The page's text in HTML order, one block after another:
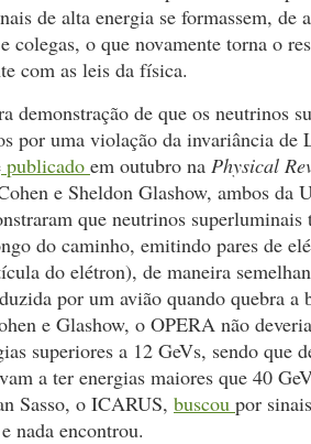
de alta energia se formassem, de
colegas, o que novamente torna o
com as leis da física.
demonstração de que os neutrinos
por uma violação da invariância de
publicado em outubro na Physical
e Sheldon Glashow, ambos da
que neutrinos superluminais
do caminho, emitindo pares de
do elétron), de maneira
por um avião quando quebra a
e Glashow, o OPERA não
superiores a 12 GeVs, sendo que
a ter energias maiores que 40
Sasso, o ICARUS, buscou por
nada encontrou.